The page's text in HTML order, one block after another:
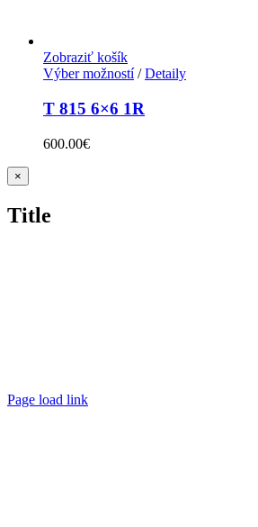
Zobraziť košík
Výber možností/ Detaily
T 815 6×6 1R
600.00€
Zatvoriť
rýchle
produktu
×
Title
Page load link